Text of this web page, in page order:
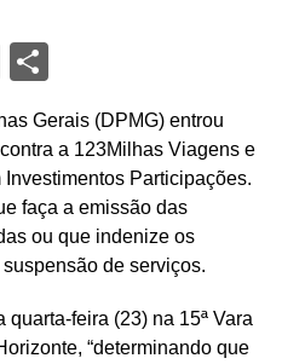
LinkedIn
Share
Gerais (DPMG) entrou
a 123Milhas Viagens e
Participações.
faça a emissão das
ou que indenize os
de serviços.
feira (23) na 15ª Vara
“determinando que